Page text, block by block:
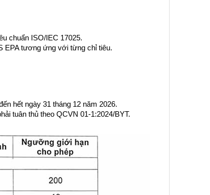
chuẩn ISO/IEC 17025.
EPA tương ứng với từng chỉ tiêu.
hết ngày 31 tháng 12 năm 2026.
tuân thủ theo QCVN 01-1:2024/BYT.